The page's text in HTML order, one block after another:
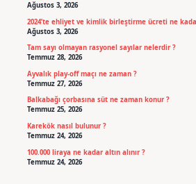
Ağustos 3, 2026
2024’te ehliyet ve kimlik birleştirme ücreti ne
Ağustos 3, 2026
Tam sayı olmayan rasyonel sayılar nelerdir ?
Temmuz 28, 2026
Ayvalık play-off maçı ne zaman ?
Temmuz 27, 2026
Balkabağı çorbasına süt ne zaman konur ?
Temmuz 25, 2026
Karekök nasıl bulunur ?
Temmuz 24, 2026
100.000 liraya ne kadar altın alınır ?
Temmuz 24, 2026